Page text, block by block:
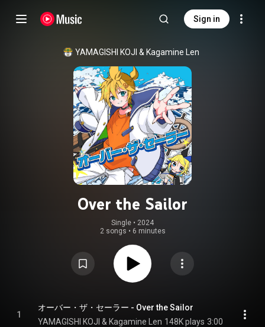
Sign in
YAMAGISHI KOJI & Kagamine Len
Over the Sailor
Single • 2024
2 songs • 6 minutes
1
オーバー・ザ・セーラー - Over the Sailor
YAMAGISHI KOJI & Kagamine Len 148K plays 3:00